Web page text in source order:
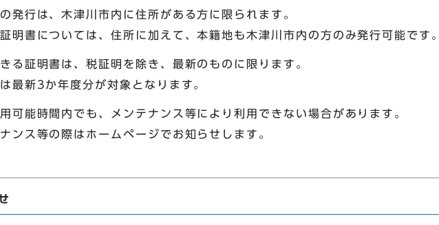
発行は、木津川市内に住所がある方に限られます。
明書については、住所に加えて、本籍地も木津川市内の方のみ発行可能です。
る証明書は、税証明を除き、最新のものに限ります。
最新3か年度分が対象となります。
用可能時間内でも、メンテナンス等により利用できない場合があります。
ンス等の際はホームページでお知らせします。